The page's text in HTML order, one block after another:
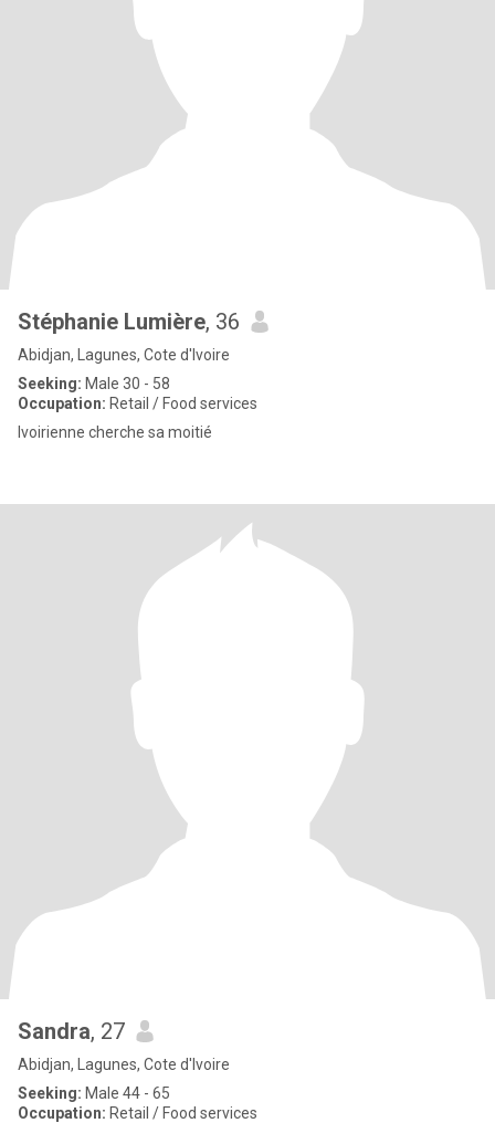
Stéphanie Lumière, 36
Abidjan, Lagunes, Cote d'Ivoire
Seeking: Male 30 - 58
Occupation: Retail / Food services
Ivoirienne cherche sa moitié
Sandra, 27
Abidjan, Lagunes, Cote d'Ivoire
Seeking: Male 44 - 65
Occupation: Retail / Food services